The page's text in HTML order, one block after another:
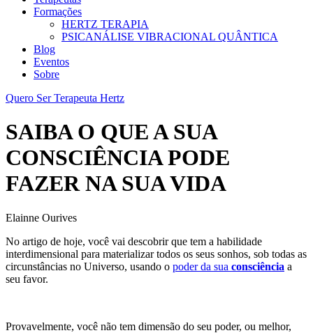
Formações
HERTZ TERAPIA
PSICANÁLISE VIBRACIONAL QUÂNTICA
Blog
Eventos
Sobre
Quero Ser Terapeuta Hertz
SAIBA O QUE A SUA
CONSCIÊNCIA PODE
FAZER NA SUA VIDA
Elainne Ourives
No artigo de hoje, você vai descobrir que tem a habilidade
interdimensional para materializar todos os seus sonhos, sob todas as
circunstâncias no Universo, usando o poder da sua consciência a
seu favor.
​Provavelmente, você não tem dimensão do seu poder, ou melhor,